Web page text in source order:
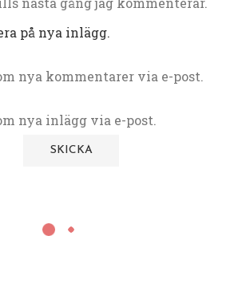
på nya inlägg.
nya kommentarer via e-post.
nya inlägg via e-post.